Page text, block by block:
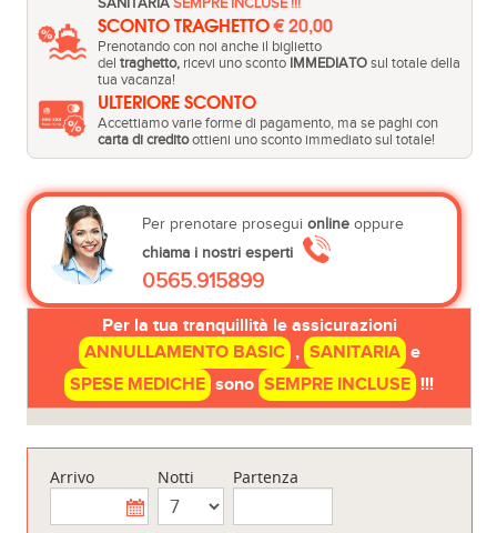
SANITARIA SEMPRE INCLUSE !!!
SCONTO TRAGHETTO€ 20,00
Prenotando con noi anche il biglietto
del traghetto, ricevi uno sconto IMMEDIATO sul totale della
tua vacanza!
ULTERIORE SCONTO
Accettiamo varie forme di pagamento, ma se paghi con
carta di creditoottieni uno sconto immediato sul totale!
Per prenotare prosegui onlineoppure
chiama i nostri esperti
0565.915899
Per la tua tranquillità le assicurazioni
ANNULLAMENTO BASIC , SANITARIA e
SPESE MEDICHE sono SEMPRE INCLUSE !!!
Arrivo Notti Partenza